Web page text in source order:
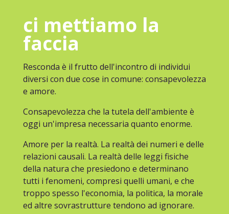
ci mettiamo la
faccia
Resconda è il frutto dell'incontro di individui
diversi con due cose in comune: consapevolezza
e amore.
Consapevolezza che la tutela dell'ambiente è
oggi un'impresa necessaria quanto enorme.
Amore per la realtà. La realtà dei numeri e delle
relazioni causali. La realtà delle leggi fisiche
della natura che presiedono e determinano
tutti i fenomeni, compresi quelli umani, e che
troppo spesso l'economia, la politica, la morale
ed altre sovrastrutture tendono ad ignorare.